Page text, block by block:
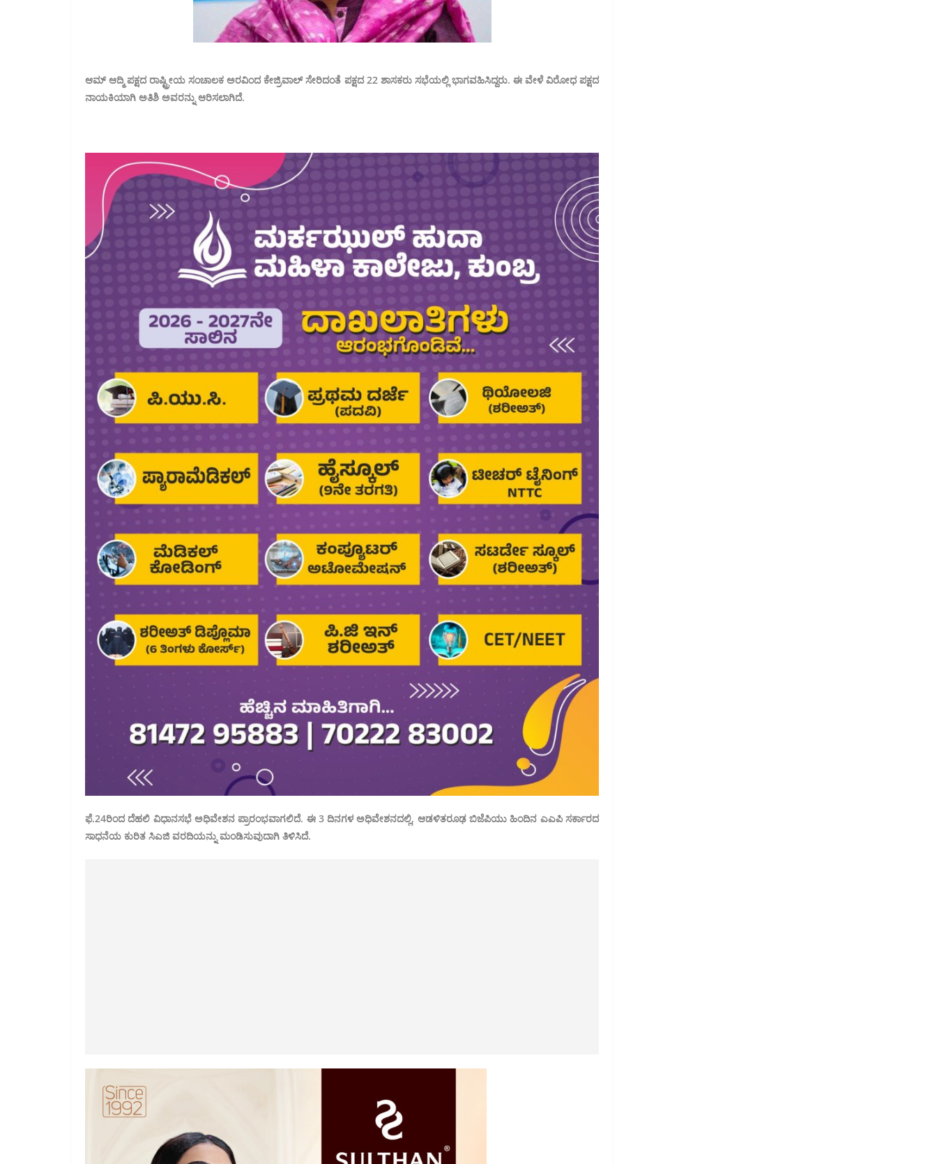
ಆಮ್ ಆದ್ಮಿ ಪಕ್ಷದ ರಾಷ್ಟ್ರೀಯ ಸಂಚಾಲಕ ಅರವಿಂದ ಕೇಜ್ರಿವಾಲ್ ಸೇರಿದಂತೆ ಪಕ್ಷದ 22 ಶಾಸಕರು ಸಭೆಯಲ್ಲಿ ಭಾಗವಹಿಸಿದ್ದರು. ಈ ವೇಳೆ ವಿರೋಧ ಪಕ್ಷದ
ನಾಯಕಿಯಾಗಿ ಅತಿಶಿ ಅವರನ್ನು ಆರಿಸಲಾಗಿದೆ.
ಫೆ.24ರಿಂದ ದೆಹಲಿ ವಿಧಾನಸಭೆ ಅಧಿವೇಶನ ಪ್ರಾರಂಭವಾಗಲಿದೆ. ಈ 3 ದಿನಗಳ ಅಧಿವೇಶನದಲ್ಲಿ, ಆಡಳಿತರೂಢ ಬಿಜೆಪಿಯು ಹಿಂದಿನ ಎಎಪಿ ಸರ್ಕಾರದ
ಸಾಧನೆಯ ಕುರಿತ ಸಿಎಜಿ ವರದಿಯನ್ನು ಮಂಡಿಸುವುದಾಗಿ ತಿಳಿಸಿದೆ.